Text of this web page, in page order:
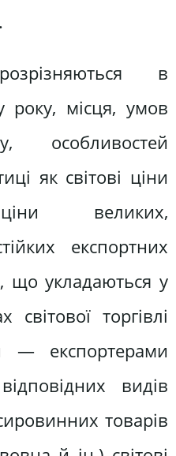
в
року, місця, умов
особливостей
як світові ціни
великих,
експортних
що укладаються у
торгівлі
— експортерами
видів
товарів